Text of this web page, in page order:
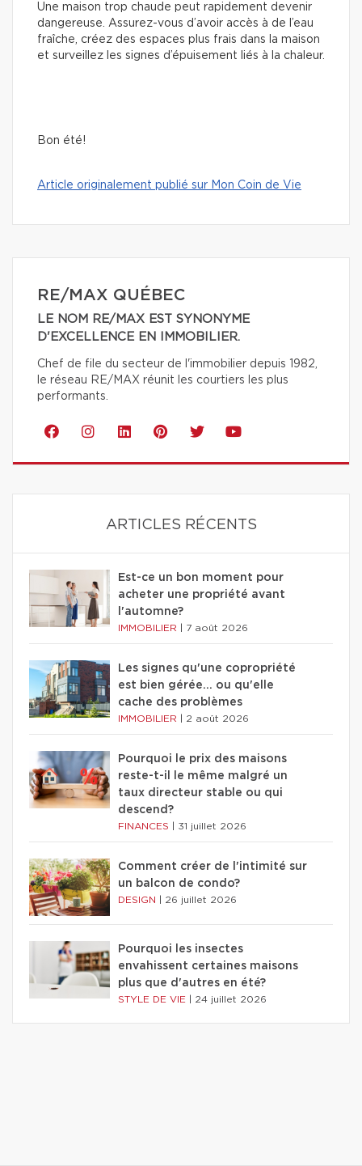
Une maison trop chaude peut rapidement devenir
dangereuse. Assurez-vous d’avoir accès à de l’eau
fraîche, créez des espaces plus frais dans la maison
et surveillez les signes d’épuisement liés à la chaleur.
Bon été!
Article originalement publié sur Mon Coin de Vie
RE/MAX QUÉBEC
LE NOM RE/MAX EST SYNONYME
D'EXCELLENCE EN IMMOBILIER.
Chef de file du secteur de l'immobilier depuis 1982,
le réseau RE/MAX réunit les courtiers les plus
performants.
ARTICLES RÉCENTS
Est-ce un bon moment pour
acheter une propriété avant
l'automne?
IMMOBILIER 7 août 2026
Les signes qu'une copropriété
est bien gérée… ou qu'elle
cache des problèmes
IMMOBILIER 2 août 2026
Pourquoi le prix des maisons
reste-t-il le même malgré un
taux directeur stable ou qui
descend?
FINANCES 31 juillet 2026
Comment créer de l'intimité sur
un balcon de condo?
DESIGN 26 juillet 2026
Pourquoi les insectes
envahissent certaines maisons
plus que d'autres en été?
STYLE DE VIE 24 juillet 2026